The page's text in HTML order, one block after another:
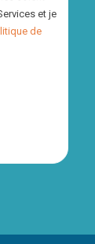
et je
de